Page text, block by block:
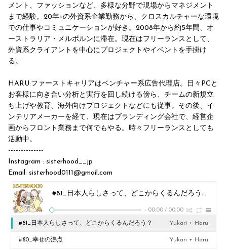
メント、ファッションなど、多様な分野で現場からマネジメント
まで経験。20年+の外資系企業勤務から、クロスカルチャーな環境
での仕事やコミュニケーションが好き。2008年から約5年間、オ
ーストラリア・メルボルンに滞在。現在はフリーランスとして、
外資系クライアントを中心にプロジェクトやイベントを手掛け
る。
HARU:ファーストキャリアはベンチャー系広告代理店。日々PCと
お客様に向き合い分析と実行を回し続ける傍ら、チームの新規立
ち上げや教育、海外向けプロジェクトなどにも従事。その後、イ
ンテリアメーカーを経て、現在はブランディング会社で、経営企
画からフロント業務まで何でもやる。時々フリーランスとしても
活動中。
--------------
Instagram : ⁠⁠⁠⁠⁠⁠⁠⁠⁠⁠⁠⁠⁠⁠⁠sisterhood__jp
Email: sisterhood0111@gmail.com
#81_日本人らしさって、どこからくるんだろう？
- 00:00 / 00:00
#81_日本人らしさって、どこからくるんだろう？ Yukari + Haru
#80_幸せの沸点 Yukari + Haru